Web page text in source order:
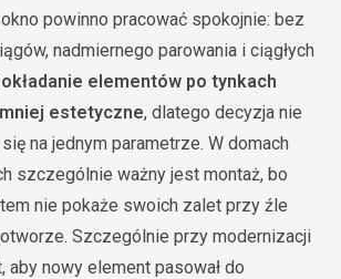
powinno pracować spokojnie: bez
nadmiernego parowania i ciągłych
elementów po tynkach
estetyczne, dlatego decyzja nie
na jednym parametrze. W domach
szczególnie ważny jest montaż, bo
nie pokaże swoich zalet przy źle
Szczególnie przy modernizacji
aby nowy element pasował do